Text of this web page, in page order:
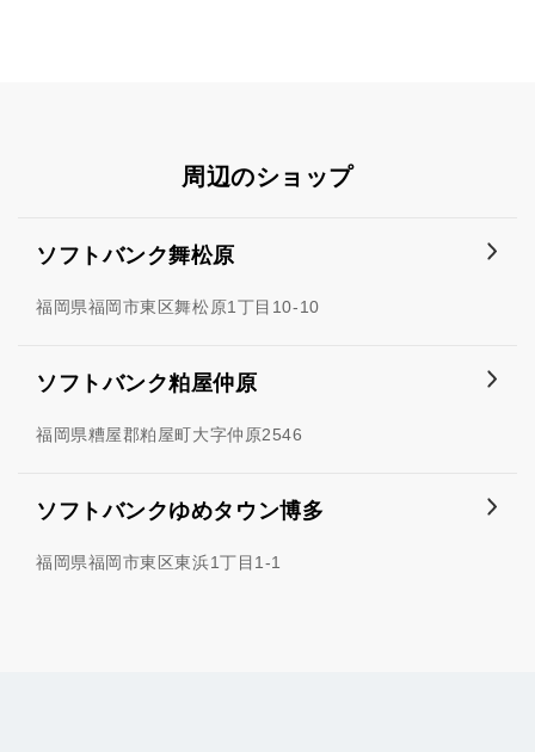
周辺のショップ
ソフトバンク舞松原
福岡県福岡市東区舞松原1丁目10-10
ソフトバンク粕屋仲原
福岡県糟屋郡粕屋町大字仲原2546
ソフトバンクゆめタウン博多
福岡県福岡市東区東浜1丁目1-1